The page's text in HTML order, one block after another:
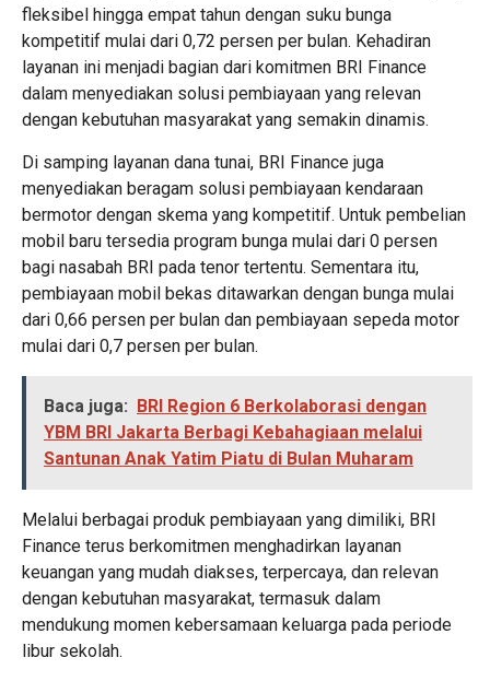
fleksibel hingga empat tahun dengan suku bunga
kompetitif mulai dari 0,72 persen per bulan. Kehadiran
layanan ini menjadi bagian dari komitmen BRI Finance
dalam menyediakan solusi pembiayaan yang relevan
dengan kebutuhan masyarakat yang semakin dinamis.
Di samping layanan dana tunai, BRI Finance juga
menyediakan beragam solusi pembiayaan kendaraan
bermotor dengan skema yang kompetitif. Untuk pembelian
mobil baru tersedia program bunga mulai dari 0 persen
bagi nasabah BRI pada tenor tertentu. Sementara itu,
pembiayaan mobil bekas ditawarkan dengan bunga mulai
dari 0,66 persen per bulan dan pembiayaan sepeda motor
mulai dari 0,7 persen per bulan.
Baca juga: BRI Region 6 Berkolaborasi dengan
YBM BRI Jakarta Berbagi Kebahagiaan melalui
Santunan Anak Yatim Piatu di Bulan Muharam
Melalui berbagai produk pembiayaan yang dimiliki, BRI
Finance terus berkomitmen menghadirkan layanan
keuangan yang mudah diakses, terpercaya, dan relevan
dengan kebutuhan masyarakat, termasuk dalam
mendukung momen kebersamaan keluarga pada periode
libur sekolah.